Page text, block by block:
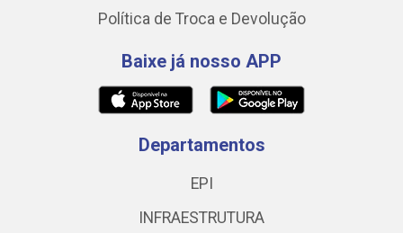
Política de Troca e Devolução
Baixe já nosso APP
Departamentos
EPI
INFRAESTRUTURA